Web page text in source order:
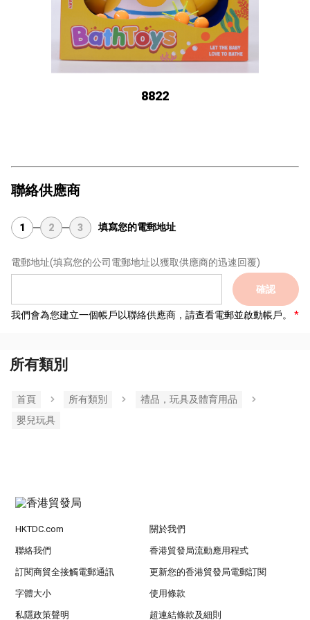
8822
聯絡供應商
1 2 3 填寫您的電郵地址
電郵地址(填寫您的公司電郵地址以獲取供應商的迅速回覆)
確認
我們會為您建立一個帳戶以聯絡供應商，請查看電郵並啟動帳戶。
所有類別
首頁 所有類別
禮品，玩具及體育用品
嬰兒玩具
HKTDC.com 關於我們
聯絡我們 香港貿發局流動應用程式
訂閱商貿全接觸電郵通訊 更新您的香港貿發局電郵訂閱
字體大小 使用條款
私隱政策聲明 超連結條款及細則